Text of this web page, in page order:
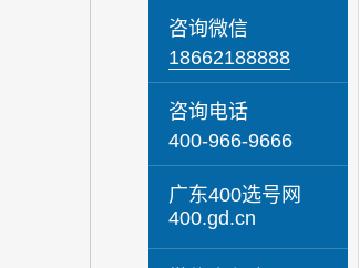
咨询微信
18662188888
咨询电话
400-966-9666
广东400选号网
400.gd.cn